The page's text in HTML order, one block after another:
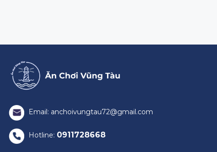
Email: anchoivungtau72@gmail.com
Hotline: 0911728668